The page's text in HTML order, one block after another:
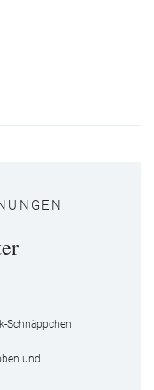
Schnäppchen
und